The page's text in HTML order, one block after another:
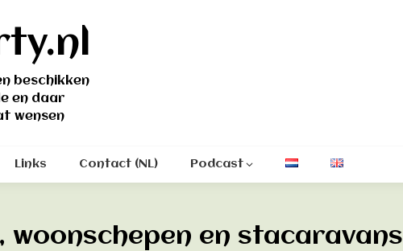
beschikken
en daar
wensen
Links Contact (NL) Podcast
woonschepen en stacaravans